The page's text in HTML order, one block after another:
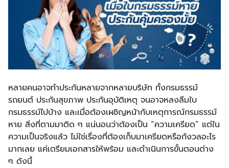
หลายคนอาจทำประกันหลายจากหลายบริษัท ทั้งกรมธรรม์
รถยนต์ ประกันสุขภาพ ประกันอุบัติเหตุ จนอาจหลงลืมใบ
กรมธรรม์ไปบ้าง และเมื่อต้องเผชิญหน้ากับเหตุการณ์กรมธรรม์
หาย สิ่งที่ตามมาติด ๆ แน่นอนว่าต้องเป็น “ความเครียด” แต่ใน
ความเป็นจริงแล้ว ไม่ใช่เรื่องที่ต้องเก็บมาเครียดหรือกังวลอะไร
มากเลย แค่เตรียมเอกสารให้พร้อม และดำเนินการขั้นตอนต่าง
ๆ ดังนี้